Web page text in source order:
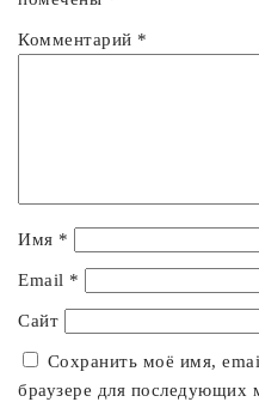
Комментарий *
Имя *
Email *
Сайт
Сохранить моё имя,
браузере для последующих